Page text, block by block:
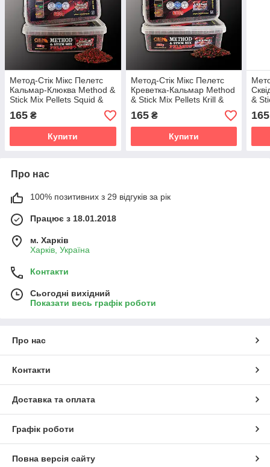
Метод-Стік Мікс Пелетс
Кальмар-Клюква Method &
Stick Mix Pellets Squid &
Cranberry 2-4mm 600g
165 ₴
Купити
Метод-Стік Мікс Пелетс
Креветка-Кальмар Method
& Stick Mix Pellets Кrill &
Squid 600g 2-4mm
165₴
Купити
&
165
Про нас
100% позитивних з 29 відгуків за рік
Працює з 18.01.2018
м. Харків
Харків, Україна
Контакти
Сьогодні вихідний
Показати весь графік роботи
Про нас
Контакти
Доставка та оплата
Графік роботи
Повна версія сайту